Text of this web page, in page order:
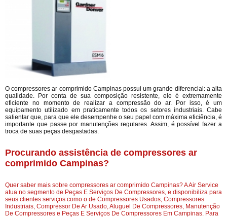
O compressores ar comprimido Campinas possui um grande diferencial: a alta
qualidade. Por conta de sua composição resistente, ele é extremamente
eficiente no momento de realizar a compressão do ar. Por isso, é um
equipamento utilizado em praticamente todos os setores industriais. Cabe
salientar que, para que ele desempenhe o seu papel com máxima eficiência, é
importante que passe por manutenções regulares. Assim, é possível fazer a
troca de suas peças desgastadas.
Procurando assistência de compressores ar
comprimido Campinas?
Quer saber mais sobre compressores ar comprimido Campinas? A Air Service
atua no segmento de Peças E Serviços De Compressores, e disponibiliza para
seus clientes serviços como o de Compressores Usados, Compressores
Industriais, Compressor De Ar Usado, Aluguel De Compressores, Manutenção
De Compressores e Peças E Serviços De Compressores Em Campinas. Para